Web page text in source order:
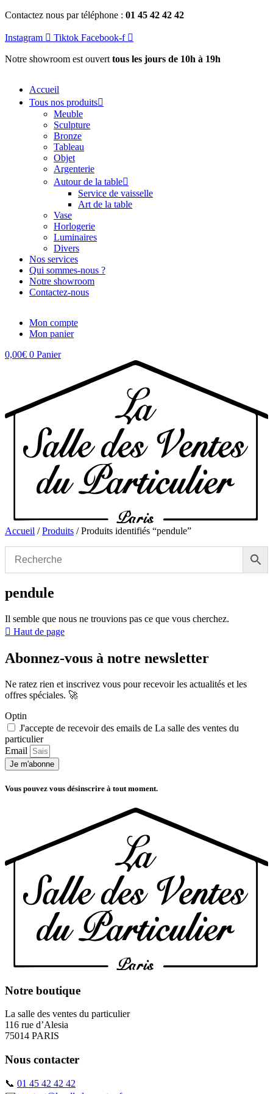
Aller
contenu
Contactez nous par téléphone : 01 45 42 42 42
Instagram Tiktok Facebook-f
Notre showroom est ouvert tous les jours de 10h à 19h
Accueil
Tous nos produits
Meuble
Sculpture
Bronze
Tableau
Objet
Argenterie
Autour de la table
Service de vaisselle
Art de la table
Vase
Horlogerie
Luminaires
Divers
Nos services
Qui sommes-nous ?
Notre showroom
Contactez-nous
Mon compte
Mon panier
0,00€ 0 Panier
Accueil /Produits / Produits identifiés “pendule”
pendule
Il semble que nous ne trouvions pas ce que vous cherchez.
Haut de page
Abonnez-vous à notre newsletter
Ne ratez rien et inscrivez vous pour recevoir les actualités et les
offres spéciales. 🚀​
Optin
J'accepte de recevoir des emails de La salle des ventes du
particulier
Email
Je m'abonne
Vous pouvez vous désinscrire à tout moment.
Notre boutique
La salle des ventes du particulier
116 rue d’Alesia
75014 PARIS
Nous contacter
📞 01 45 42 42 42